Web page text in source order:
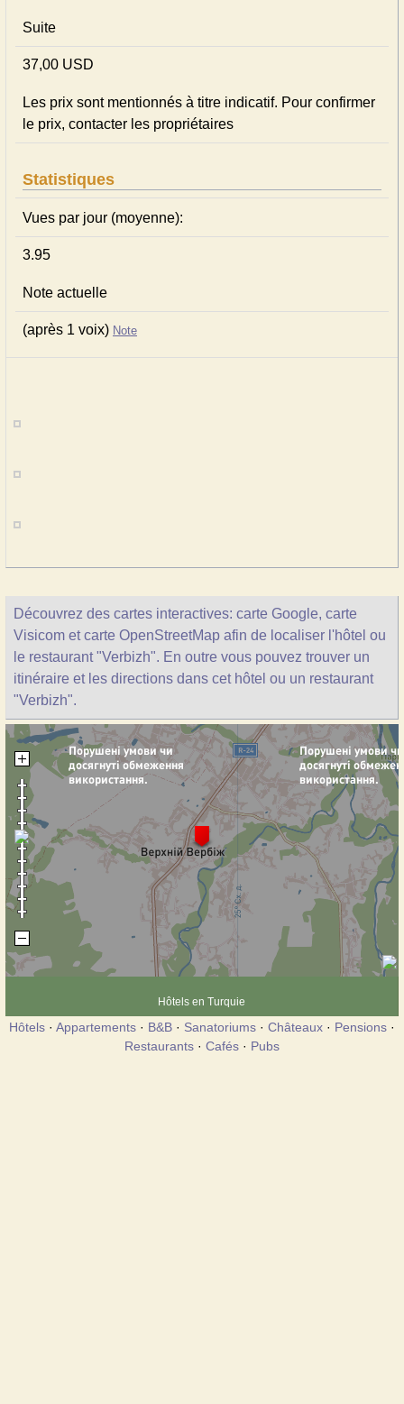
Suite
37,00 USD
Les prix sont mentionnés à titre indicatif. Pour confirmer
le prix, contacter les propriétaires
Statistiques
Vues par jour (moyenne):
3.95
Note actuelle
(après 1 voix) Note
Découvrez des cartes interactives: carte Google, carte
Visicom et carte OpenStreetMap afin de localiser l'hôtel ou
le restaurant "Verbizh". En outre vous pouvez trouver un
itinéraire et les directions dans cet hôtel ou un restaurant
"Verbizh".
Hôtels en Turquie
Hôtels · Appartements · B&B · Sanatoriums · Châteaux · Pensions ·
Restaurants · Cafés · Pubs